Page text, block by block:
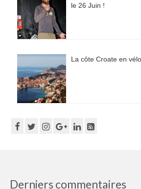
le 26 Juin !
La côte Croate en vélo
Derniers commentaires